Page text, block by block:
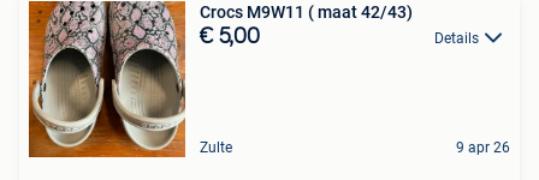
Crocs M9W11 ( maat 42/43)
€ 5,00 Details
Zulte 9 apr 26